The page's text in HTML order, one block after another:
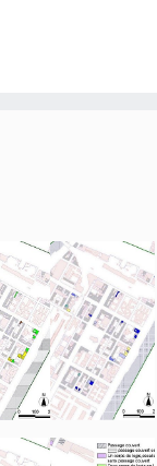
Smith, Denuzière).
Près de 80 % des
parmi lesquels 25
25 loges de
différentes. 15
dans le vestibule
Rambaud, fig. 60,
peut parfois